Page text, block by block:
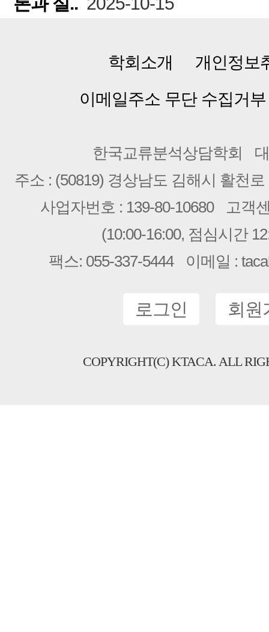
학회소개
개인정보
이메일주소 무단 수집거부
한국교류분석상담학회
주소 : (50819) 경상남도 김해시 활천
사업자번호 : 139-80-10680
고객
(10:00-16:00, 점심시간
팩스: 055-337-5444
이메일 :
로그인 회원
COPYRIGHT(C) KTACA. ALL